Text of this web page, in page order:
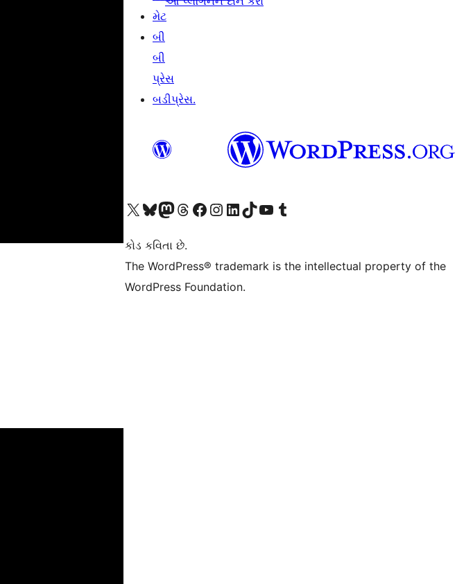
મેટ
બી
બી
પ્રેસ
બડીપ્રેસ.
અમારા X (અગાઉ ટ્વિટર) એકાઉન્ટની મુલાકાત લોઅમારા Bluesky એકાઉન્ટની મુલાકાત લોઅમારા માસ્ટોડોન એકાઉન્ટની મુલાકાત લોઅમારા Threads એકાઉન્ટની મુલાકાત લો અમારા ફેસબુક પેજની મુલાકાત લોઅમારા ઇન્સ્ટાગ્રામ એકાઉન્ટની મુલાકાત લો અમારા LinkedIn એકાઉન્ટની મુલાકાત લોઅમારા TikTok એકાઉન્ટની મુલાકાત લોઅમારી YouTube ચેનલની મુલાકાત લો અમારા Tumblr એકાઉન્ટની મુલાકાત લો
કોડ કવિતા છે.
The WordPress® trademark is the intellectual property of the
WordPress Foundation.